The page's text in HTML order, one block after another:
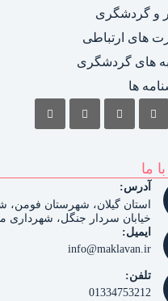
و گردشگری
های ارتباطی
های گردشگری
ها
ما
آدرس:
استان گیلان، شهرستان فومن،
خیابان سردار جنگل، شهرداری
ایمیل:
info@maklavan.ir
تلفن:
01334753212